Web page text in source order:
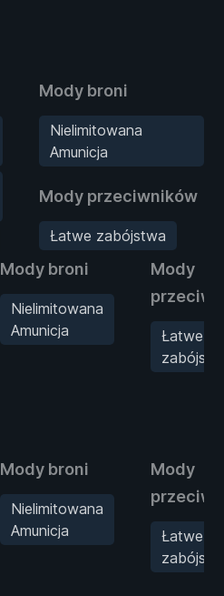
Mody broni
Nielimitowana
Amunicja
Mody przeciwników
Łatwe zabójstwa
Mody broni
Nielimitowana
Amunicja
Mody
Łatwe
Mody broni
Nielimitowana
Amunicja
Mody
Łatwe